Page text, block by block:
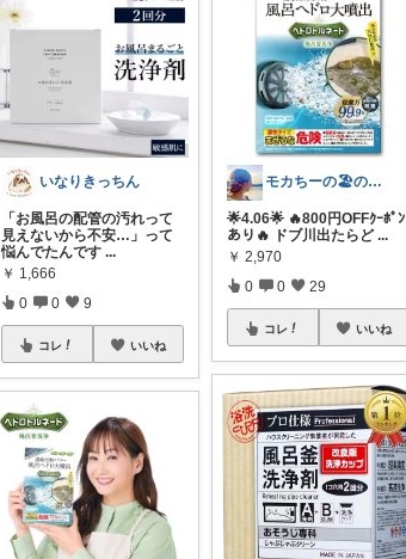
いなりきっちん
「お風呂の配管の汚れって
見えないから不安…」って
悩んでたんです ...
￥ 1,666
0 0 9
コレ いいね
モカちーの🏖️のんびりライフ🐈✨
🌟4.06🌟 🔥800円OFFｸｰﾎﾟﾝ
あり🔥 ドブ川出たらど ...
￥ 2,970
0 0 29
コレ いいね